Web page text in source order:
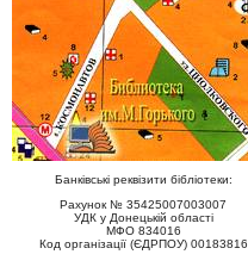
Банківські реквізити бібліотеки:
Рахунок № 35425007003007
УДК у Донецькій області
МФО 834016
Код організації (ЄДРПОУ) 00183816